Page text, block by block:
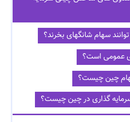
سهام شانگهای بخرند؟
عمومی است؟
چین چیست؟
سرمایه گذاری در چین چیست؟